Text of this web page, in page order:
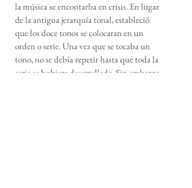
la música se encontarba en crisis. En lugar
de la antigua jerarquía tonal, estableció
que los doce tonos se colocaran en un
orden o serie. Una vez que se tocaba un
tono, no se debía repetir hasta que toda la
serie se hubiera desarrollado. Sin embargo,